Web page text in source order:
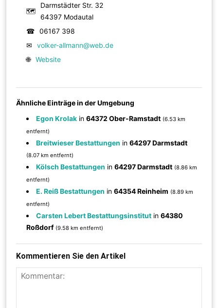
🗺
Darmstädter Str. 32
64397 Modautal
☎
06167 398
✉
volker-allmann@web.de
🌐 Website
Ähnliche Einträge in der Umgebung
Egon Krolak in64372 Ober-Ramstadt (6.53 km
entfernt)
Breitwieser Bestattungen in64297 Darmstadt
(8.07 km entfernt)
Kölsch Bestattungen in64297 Darmstadt (8.86 km
entfernt)
E. Reiß Bestattungen in64354 Reinheim (8.89 km
entfernt)
Carsten Lebert Bestattungsinstitut in64380
Roßdorf (9.58 km entfernt)
Kommentieren Sie den Artikel